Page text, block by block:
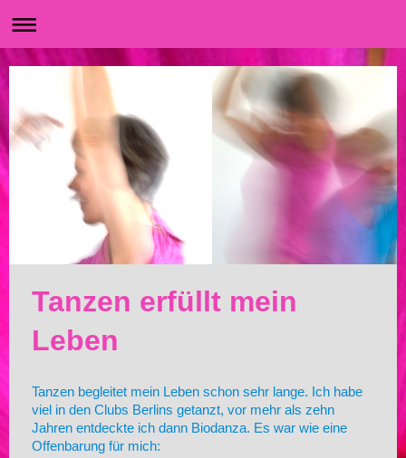
Tanzen erfüllt mein
Leben
Tanzen begleitet mein Leben schon sehr lange. Ich habe
viel in den Clubs Berlins getanzt, vor mehr als zehn
Jahren entdeckte ich dann Biodanza. Es war wie eine
Offenbarung für mich: